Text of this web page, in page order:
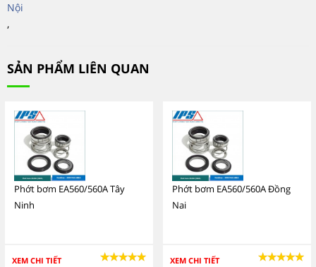
Nội
,
SẢN PHẨM LIÊN QUAN
Phớt bơm EA560/560A Tây
Ninh
XEM CHI TIẾT
Phớt bơm EA560/560A Đồng
Nai
XEM CHI TIẾT